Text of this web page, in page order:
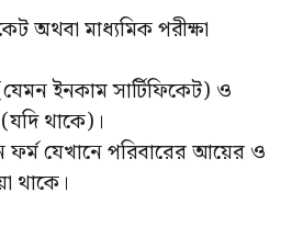
অথবা মাধ্যমিক পরীক্ষা
ইনকাম সার্টিফিকেট) ও
থাকে)।
ফর্ম যেখানে পরিবারের আয়ের ও
থাকে।